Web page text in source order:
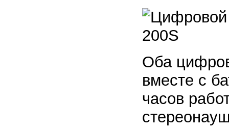
Оба
вместе с
часов